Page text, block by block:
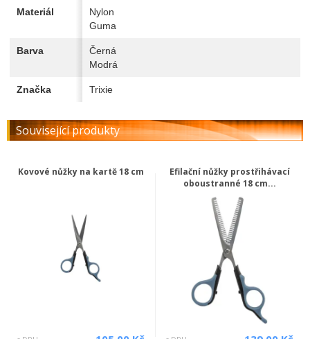
Materiál
Nylon
Guma
Barva
Černá
Modrá
Značka Trixie
Související produkty
Kovové nůžky na kartě 18 cm
Efilační nůžky prostřihávací
oboustranné 18 cm...